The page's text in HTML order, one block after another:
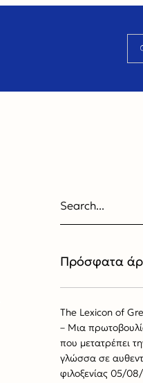
Πρόσφατα
The Lexicon of
– Μια
που μετατρέπει
γλώσσα σε
φιλοξενίας 05/